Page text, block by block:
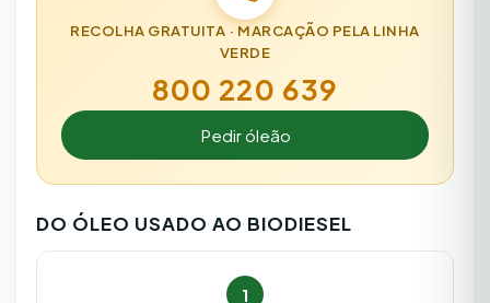
RECOLHA GRATUITA · MARCAÇÃO PELA LINHA
VERDE
800 220 639
Pedir óleão
DO ÓLEO USADO AO BIODIESEL
1